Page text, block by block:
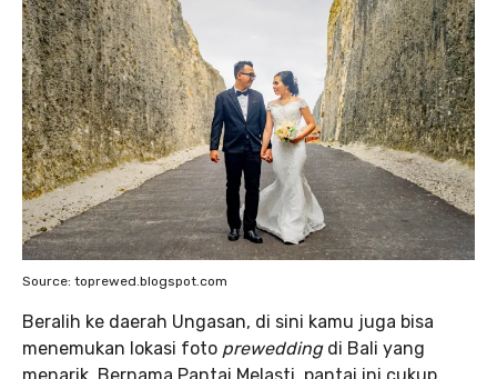
Source: toprewed.blogspot.com
Beralih ke daerah Ungasan, di sini kamu juga bisa
menemukan lokasi foto preweddingdi Bali yang
menarik. Bernama Pantai Melasti, pantai ini cukup